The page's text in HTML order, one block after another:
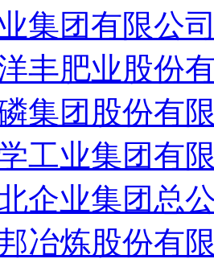
集团有限公
丰肥业股份
集团股份有
工业集团有
企业集团总
冶炼股份有